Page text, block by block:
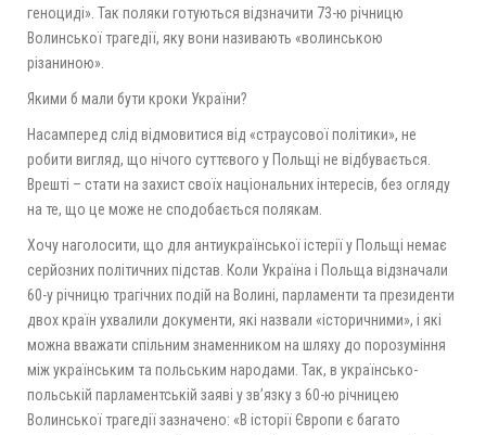
геноциді». Так поляки готуються відзначити 73-ю річницю
Волинської трагедії, яку вони називають «волинською
різаниною».
Якими б мали бути кроки України?
Насамперед слід відмовитися від «страусової політики», не
робити вигляд, що нічого суттєвого у Польщі не відбувається.
Врешті – стати на захист своїх національних інтересів, без огляду
на те, що це може не сподобається полякам.
Хочу наголосити, що для антиукраїнської істерії у Польщі немає
серйозних політичних підстав. Коли Україна і Польща відзначали
60-у річницю трагічних подій на Волині, парламенти та президенти
двох країн ухвалили документи, які назвали «історичними», і які
можна вважати спільним знаменником на шляху до порозуміння
між українським та польським народами. Так, в українсько-
польській парламентській заяві у зв’язку з 60-ю річницею
Волинської трагедії зазначено: «В історії Європи є багато